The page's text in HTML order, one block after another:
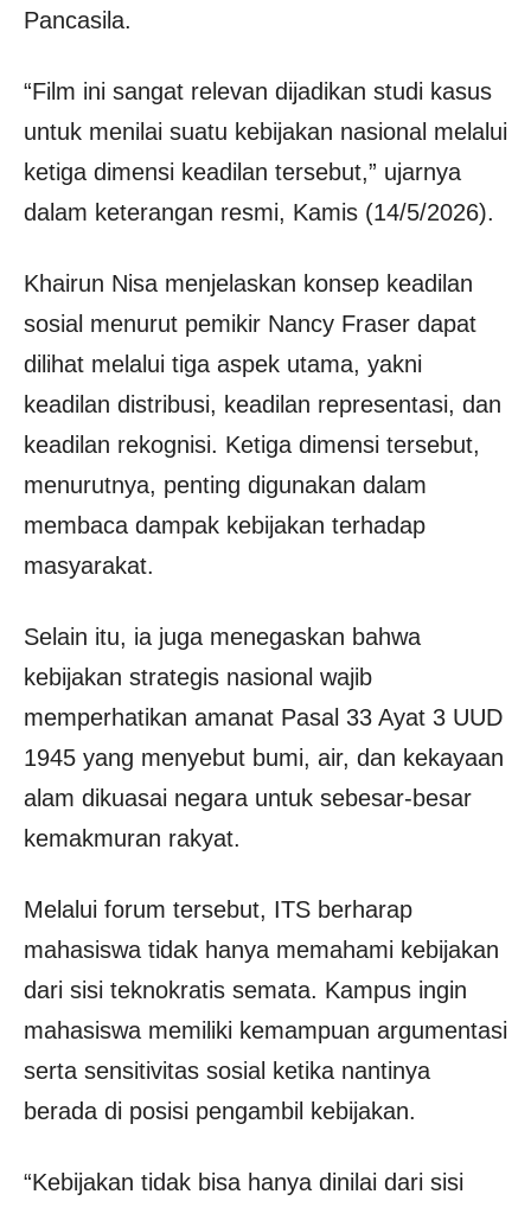
Pancasila.
“Film ini sangat relevan dijadikan studi kasus
untuk menilai suatu kebijakan nasional melalui
ketiga dimensi keadilan tersebut,” ujarnya
dalam keterangan resmi, Kamis (14/5/2026).
Khairun Nisa menjelaskan konsep keadilan
sosial menurut pemikir Nancy Fraser dapat
dilihat melalui tiga aspek utama, yakni
keadilan distribusi, keadilan representasi, dan
keadilan rekognisi. Ketiga dimensi tersebut,
menurutnya, penting digunakan dalam
membaca dampak kebijakan terhadap
masyarakat.
Selain itu, ia juga menegaskan bahwa
kebijakan strategis nasional wajib
memperhatikan amanat Pasal 33 Ayat 3 UUD
1945 yang menyebut bumi, air, dan kekayaan
alam dikuasai negara untuk sebesar-besar
kemakmuran rakyat.
Melalui forum tersebut, ITS berharap
mahasiswa tidak hanya memahami kebijakan
dari sisi teknokratis semata. Kampus ingin
mahasiswa memiliki kemampuan argumentasi
serta sensitivitas sosial ketika nantinya
berada di posisi pengambil kebijakan.
“Kebijakan tidak bisa hanya dinilai dari sisi